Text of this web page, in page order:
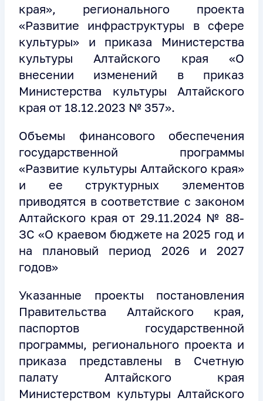
края», регионального проекта
«Развитие инфраструктуры в сфере
культуры» и приказа Министерства
культуры Алтайского края «О
внесении изменений в приказ
Министерства культуры Алтайского
края от 18.12.2023 № 357».
Объемы финансового обеспечения
государственной программы
«Развитие культуры Алтайского края»
и ее структурных элементов
приводятся в соответствие с законом
Алтайского края от 29.11.2024 № 88-
ЗС «О краевом бюджете на 2025 год и
на плановый период 2026 и 2027
годов»
Указанные проекты постановления
Правительства Алтайского края,
паспортов государственной
программы, регионального проекта и
приказа представлены в Счетную
палату Алтайского края
Министерством культуры Алтайского